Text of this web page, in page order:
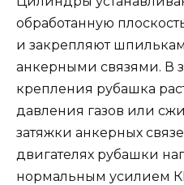
обработанную
и закрепляют
анкерными связями. В
крепления ру­башка
давления газов или
затяжки анкерных
двигателях рубашки
нормальным усилием